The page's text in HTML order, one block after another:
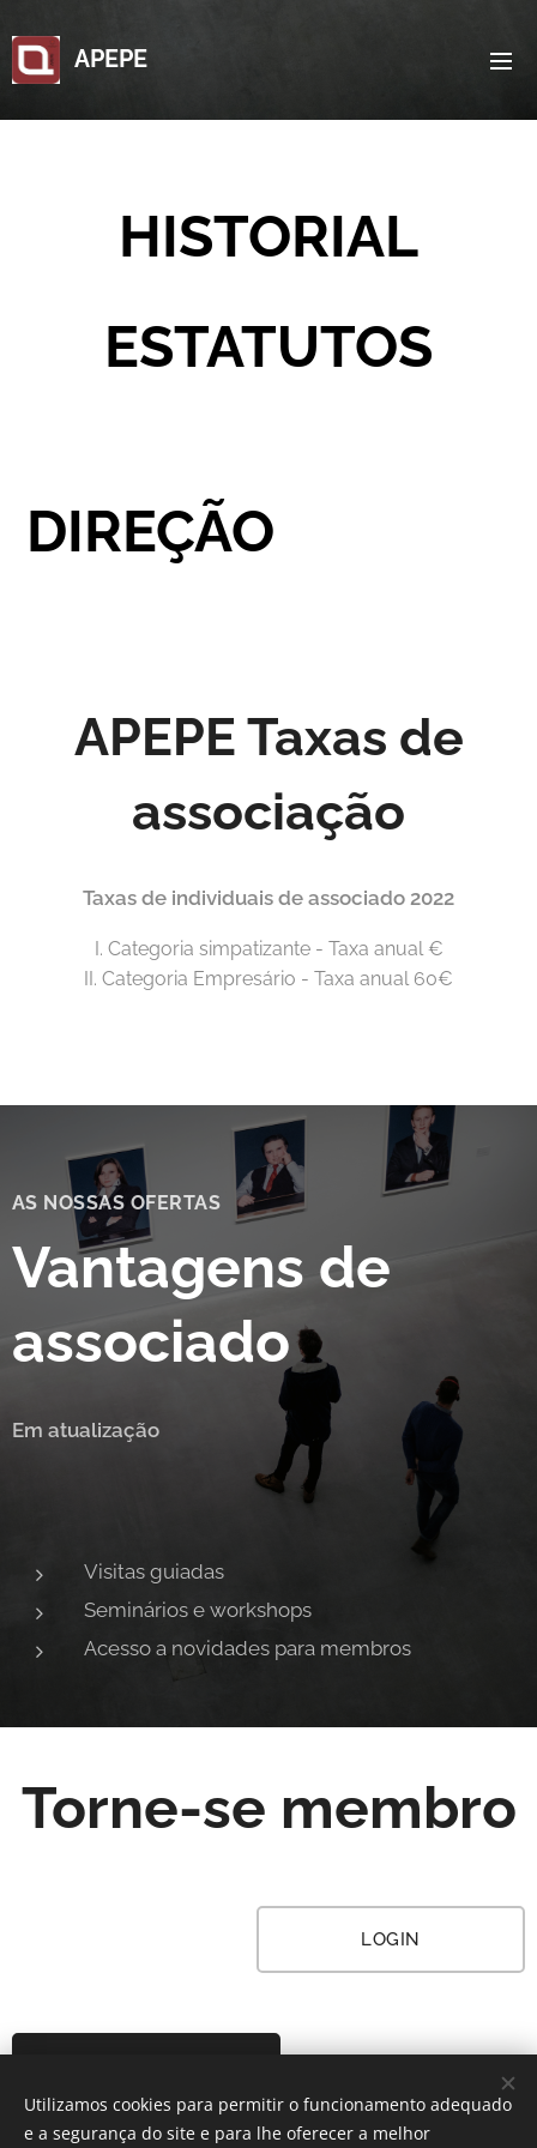
APEPE
HISTORIAL
ESTATUTOS
DIREÇÃO
APEPE Taxas de
associação
Taxas de individuais de associado 2022
I. Categoria simpatizante - Taxa anual €
II. Categoria Empresário - Taxa anual 60€
AS NOSSAS OFERTAS
Vantagens de
associado
Em atualização
Visitas guiadas
Seminários e workshops
Acesso a novidades para membros
Torne-se membro
LOGIN
Utilizamos cookies para permitir o funcionamento adequado
e a segurança do site e para lhe oferecer a melhor